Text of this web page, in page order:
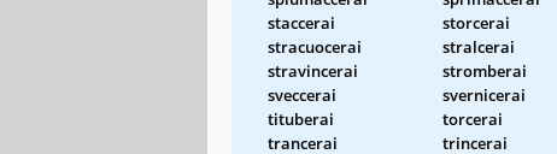
staccerai
storcerai
stracuocerai
stralcerai
stravincerai
stromberai
sveccerai
svernicerai
tituberai
torcerai
trancerai
trincerai